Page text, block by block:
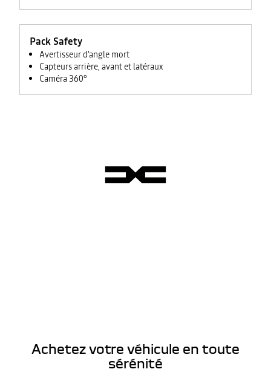
Pack Safety
Avertisseur d'angle mort
Capteurs arrière, avant et latéraux
Caméra 360°
Achetez votre véhicule en toute
sérénité